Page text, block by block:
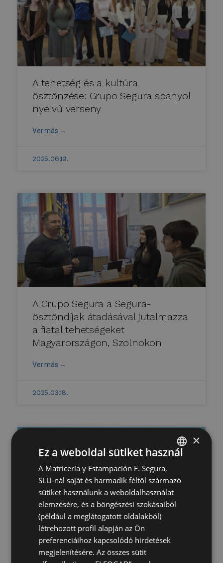
A tehetség és a kultúra
ösztönzése: Grupo Segura spanyol
nyelvű verseny
Ver más →
2025.06.19.
A Grupo Segura a Segura-
ösztöndíjak átadásával jutalmazza
a fiatal tehetségeket
Magyarországon, Szolnokon
Ver más →
2025.03.18.
A Grupo Segura az Almussafes 2
fotovoltaikus erőmű üzembe
SPANISH
ENGLISH
GERMAN
HUNGARIAN
×
Ez a weboldal sütiket használ
A Matricería y Estampación F. Segura,
SLU-nál saját és harmadik féltől származó
sütiket használunk a weboldalhasználat
elemzésére, és a böngészési szokásaiból
(például a meglátogatott oldalakból)
létrehozott profil alapján az Ön
preferenciáihoz kapcsolódó hirdetések
megjelenítésére. Az összes sütit